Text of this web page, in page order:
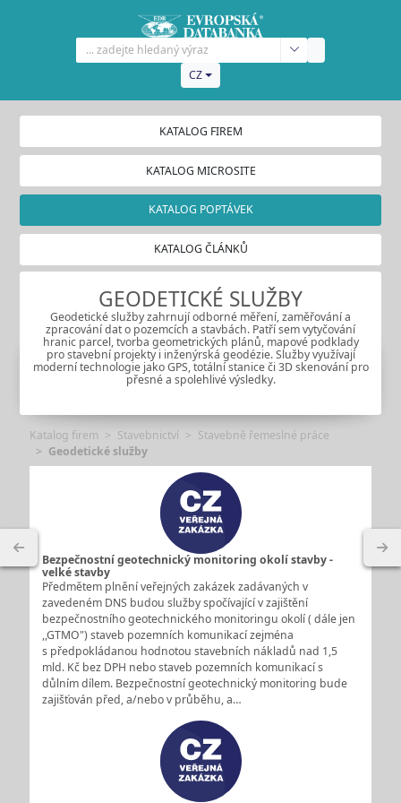
CZ
KATALOG FIREM
KATALOG MICROSITE
KATALOG POPTÁVEK
KATALOG ČLÁNKŮ
GEODETICKÉ SLUŽBY
Geodetické služby zahrnují odborné měření, zaměřování a
zpracování dat o pozemcích a stavbách. Patří sem vytyčování
hranic parcel, tvorba geometrických plánů, mapové podklady
pro stavební projekty i inženýrská geodézie. Služby využívají
moderní technologie jako GPS, totální stanice či 3D skenování pro
přesné a spolehlivé výsledky.
Katalog firem Stavebnictví
Stavebně řemeslné práce
Geodetické služby
Bezpečnostní geotechnický monitoring okolí stavby -
velké stavby
Předmětem plnění veřejných zakázek zadávaných v
zavedeném DNS budou služby spočívající v zajištění
bezpečnostního geotechnického monitoringu okolí ( dále jen
,,GTMO") staveb pozemních komunikací zejména
s předpokládanou hodnotou stavebních nákladů nad 1,5
mld. Kč bez DPH nebo staveb pozemních komunikací s
důlním dílem. Bezpečnostní geotechnický monitoring bude
zajišťován před, a/nebo v průběhu, a…